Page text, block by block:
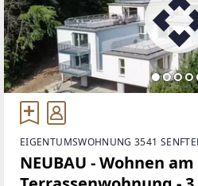
EIGENTUMSWOHNUNG 3541
NEUBAU - Wohnen